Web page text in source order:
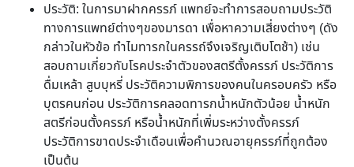
ประวัติ: ในการมาฝากครรภ์ แพทย์จะทำการสอบถามประวัติ
ทางการแพทย์ต่างๆของมารดา เพื่อหาความเสี่ยงต่างๆ (ดัง
กล่าวในหัวข้อ ทำไมทารกในครรถ์จึงเจริญเติบโตช้า) เช่น
สอบถามเกี่ยวกับโรคประจำตัวของสตรีตั้งครรภ์ ประวัติการ
ดื่มเหล้า สูบบุหรี่ ประวัติความพิการของคนในครอบครัว หรือ
บุตรคนก่อน ประวัติการคลอดทารกน้ำหนักตัวน้อย น้ำหนัก
สตรีก่อนตั้งครรภ์ หรือน้ำหนักที่เพิ่มระหว่างตั้งครรภ์
ประวัติการขาดประจำเดือนเพื่อคำนวณอายุครรภ์ที่ถูกต้อง
เป็นต้น